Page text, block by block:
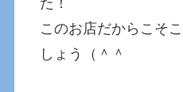
このお店だからこそ
しょう（＾＾